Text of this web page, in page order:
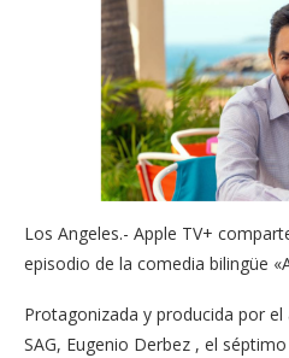
Los Angeles.- Apple TV+
episodio de la comedia bilingüe
Protagonizada y producida por
SAG, Eugenio Derbez , el